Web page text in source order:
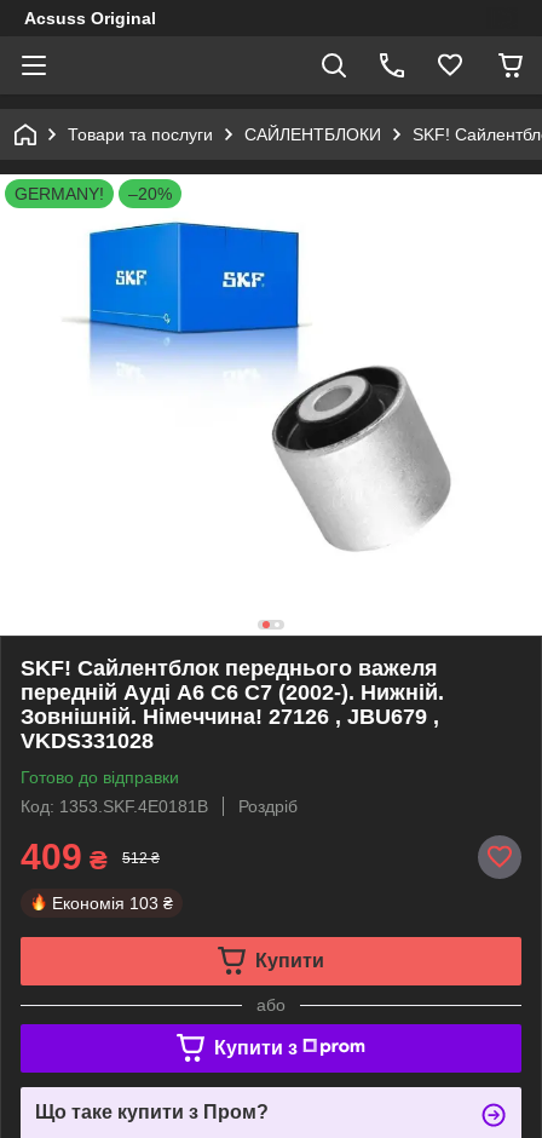
Acsuss Original
Товари та послуги САЙЛЕНТБЛОКИ SKF!
GERMANY! –20%
SKF! Сайлентблок переднього важеля
передній Ауді А6 С6 С7 (2002-). Нижній.
Зовнішній. Німеччина! 27126 , JBU679 ,
VKDS331028
Готово до відправки
Код: 1353.SKF.4E0181B
Роздріб
409 ₴ 512 ₴
Економія 103 ₴
Купити
або
Купити з
Що таке купити з Пром?